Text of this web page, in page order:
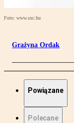
Foto: www.sxc.hu
Grażyna Ordak
Powiązane
Polecane